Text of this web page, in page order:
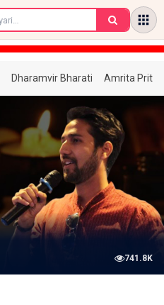
Dharamvir Bharati Amrita
741.8K